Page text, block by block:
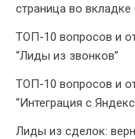
страница во вкладке
ТОП-10 вопросов и
“Лиды из звонков”
ТОП-10 вопросов и
“Интеграция с
Лиды из сделок: